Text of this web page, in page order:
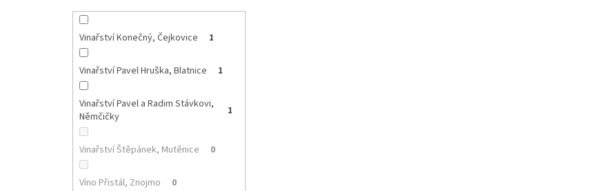
Vinařství Konečný, Čejkovice 1
Vinařství Pavel Hruška, Blatnice 1
Vinařství Pavel a Radim Stávkovi,
Němčičky
1
Vinařství Štěpánek, Mutěnice 0
Víno Přistál, Znojmo 0